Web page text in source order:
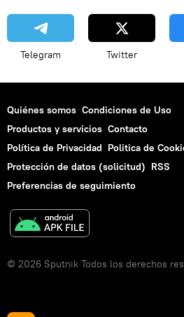
Telegram Twitter
Quiénes somos Condiciones de Uso
Productos y servicios Contacto
Política de Privacidad Politica de
Protección de datos (solicitud) RSS
Preferencias de seguimiento
© 2026 Sputnik Todos los derechos